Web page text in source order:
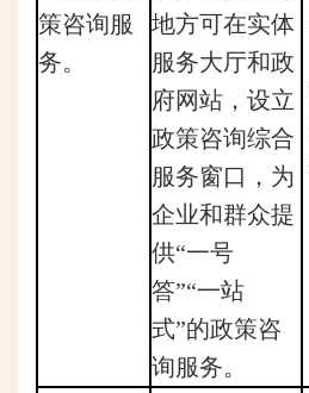
策咨询服
务。
地方可在实体
服务大厅和政
府网站，设立
政策咨询综合
服务窗口，为
企业和群众提
供“一号
答”“一站
式”的政策咨
询服务。